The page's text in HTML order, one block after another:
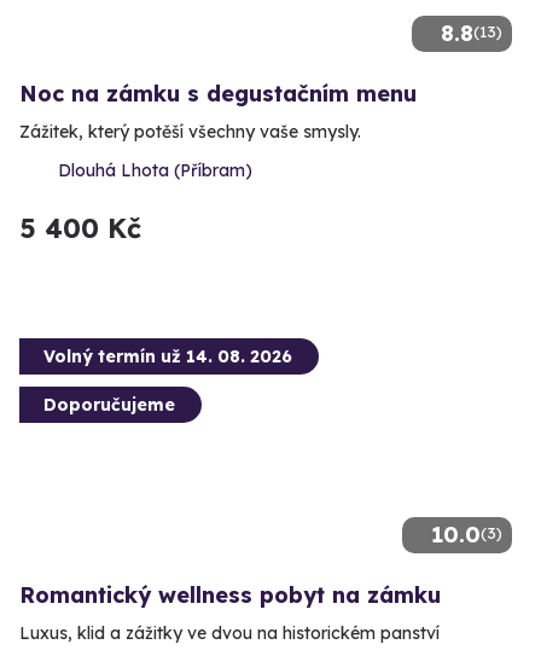
8.8(13)
Noc na zámku s degustačním menu
Zážitek, který potěší všechny vaše smysly.
Dlouhá Lhota (Příbram)
5 400 Kč
10.0(3)
Volný termín už 14. 08. 2026
Doporučujeme
Romantický wellness pobyt na zámku
Luxus, klid a zážitky ve dvou na historickém panství